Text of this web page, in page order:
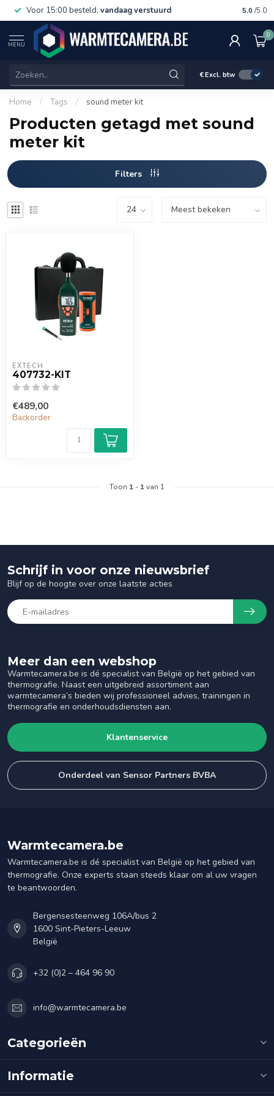
Voor 15:00 besteld, vandaag verstuurd Gratis
5.0 /5.0
MENU
0
€Excl. btw
Home / Tags / sound meter kit
Producten getagd met sound
meter kit
Filters
EXTECH
407732-KIT
€489,00
Backorder
Toon 1 - 1van 1
Meer dan een webshop
Warmtecamera.be is dé specialist van België op het gebied van
thermografie. Naast een uitgebreid assortiment aan
warmtecamera’s bieden wij professioneel advies, trainingen in
thermografie en onderhoudsdiensten aan.
Klantenservice
Onderdeel van Sensor Partners BVBA
Schrijf in voor onze nieuwsbrief
Blijf op de hoogte over onze laatste acties
Warmtecamera.be
Warmtecamera.be is dé specialist van België op het gebied van
thermografie. Onze experts staan steeds klaar om al uw vragen
te beantwoorden.
Bergensesteenweg 106A/bus 2
1600 Sint-Pieters-Leeuw
België
+32 (0)2 – 464 96 90
info@warmtecamera.be
Categorieën
Informatie